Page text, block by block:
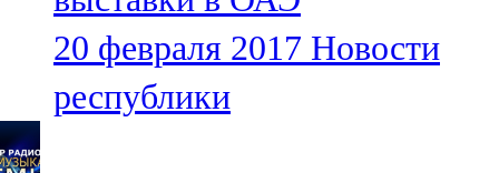
Минзәлә
107,3 FM
Мөслим
20 февраля 2017 Новости
республики